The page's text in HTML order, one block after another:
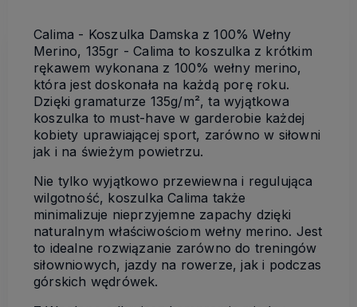
Calima - Koszulka Damska z 100% Wełny
Merino, 135gr - Calima to koszulka z krótkim
rękawem wykonana z 100% wełny merino,
która jest doskonała na każdą porę roku.
Dzięki gramaturze 135g/m², ta wyjątkowa
koszulka to must-have w garderobie każdej
kobiety uprawiającej sport, zarówno w siłowni
jak i na świeżym powietrzu.
Nie tylko wyjątkowo przewiewna i regulująca
wilgotność, koszulka Calima także
minimalizuje nieprzyjemne zapachy dzięki
naturalnym właściwościom wełny merino. Jest
to idealne rozwiązanie zarówno do treningów
siłowniowych, jazdy na rowerze, jak i podczas
górskich wędrówek.